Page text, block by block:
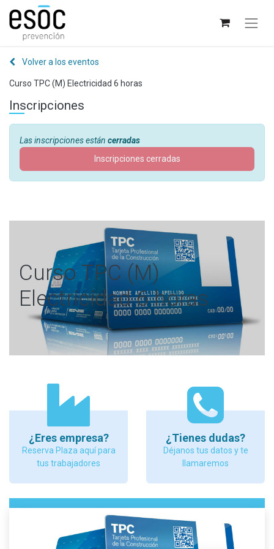
Volver a los eventos
Curso TPC (M) Electricidad 6 horas
Inscripciones
Las inscripciones están cerradas
Inscripciones cerradas
Curso TPC (M)
Electricidad 6 horas
¿Eres empresa?
Reserva Plaza aquí para
tus trabajadores
¿Tienes dudas?
Déjanos tus datos y te
llamaremos